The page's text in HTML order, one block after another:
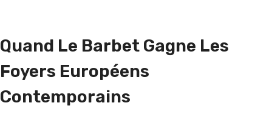
Quand Le Barbet Gagne Les
Foyers Européens
Contemporains